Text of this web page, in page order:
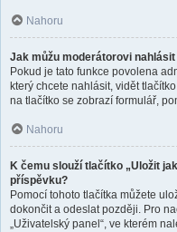
Nahoru
Jak můžu moderátorovi
Pokud je tato funkce povolena
který chcete nahlásit, vidět
na tlačítko se zobrazí formulář,
Nahoru
K čemu slouží tlačítko „Uložit
příspěvku?
Pomocí tohoto tlačítka můžete
dokončit a odeslat později. Pro
„Uživatelský panel“, ve kterém